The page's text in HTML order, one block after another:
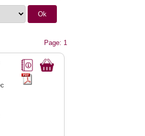
Page: 1